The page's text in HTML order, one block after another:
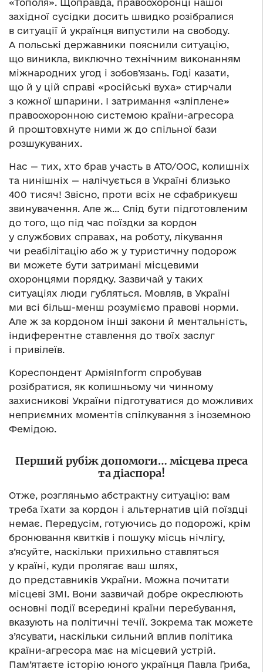
«Тополя». Щоправда, правоохоронці нашої
західної сусідки досить швидко розібралися
в ситуації й українця випустили на свободу.
А польські державники пояснили ситуацію,
що виникла, виключно технічним виконанням
міжнародних угод і зобов’язань. Годі казати,
що й у цій справі «російські вуха» стирчали
з кожної шпарини. І затримання «зліплене»
правоохоронною системою країни-агресора
й проштовхнуте ними ж до спільної бази
розшукуваних.
Нас — тих, хто брав участь в АТО/ООС, колишніх
та нинішніх — налічується в Україні близько
400 тисяч! Звісно, проти всіх не сфабрикуєш
звинувачення. Але ж… Слід бути підготовленим
до того, що під час поїздки за кордон
у службових справах, на роботу, лікування
чи реабілітацію або ж у туристичну подорож
ви можете бути затримані місцевими
охоронцями порядку. Зазвичай у таких
ситуаціях люди губляться. Мовляв, в Україні
ми всі більш-менш розуміємо правові норми.
Але ж за кордоном інші закони й ментальність,
індиферентне ставлення до твоїх заслуг
і привілеїв.
Кореспондент АрміяInform спробував
розібратися, як колишньому чи чинному
захисникові України підготуватися до можливих
неприємних моментів спілкування з іноземною
Фемідою.
Перший рубіж допомоги… місцева преса
та діаспора!
Отже, розгляньмо абстрактну ситуацію: вам
треба їхати за кордон і альтернатив цій поїздці
немає. Передусім, готуючись до подорожі, крім
бронювання квитків і пошуку місць нічлігу,
з’ясуйте, наскільки прихильно ставляться
у країні, куди пролягає ваш шлях,
до представників України. Можна почитати
місцеві ЗМІ. Вони зазвичай добре окреслюють
основні події всередині країни перебування,
вказують на політичні течії. Зокрема так можете
з’ясувати, наскільки сильний вплив політика
країни-агресора має на місцевий устрій.
Пам’ятаєте історію юного українця Павла Гриба,